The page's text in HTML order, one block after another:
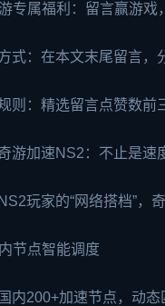
专属福利：留言赢游戏
式：在本文末尾留言，
则：精选留言点赞数前
游加速NS2：不止是速
玩家的“网络搭档”，
节点智能调度
内200+加速节点，动态